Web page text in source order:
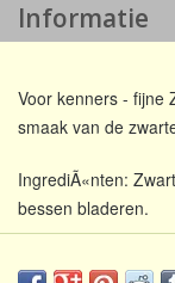
Informatie
Voor kenners - fijne
smaak van de
IngrediÃ«nten:
bessen bladeren.